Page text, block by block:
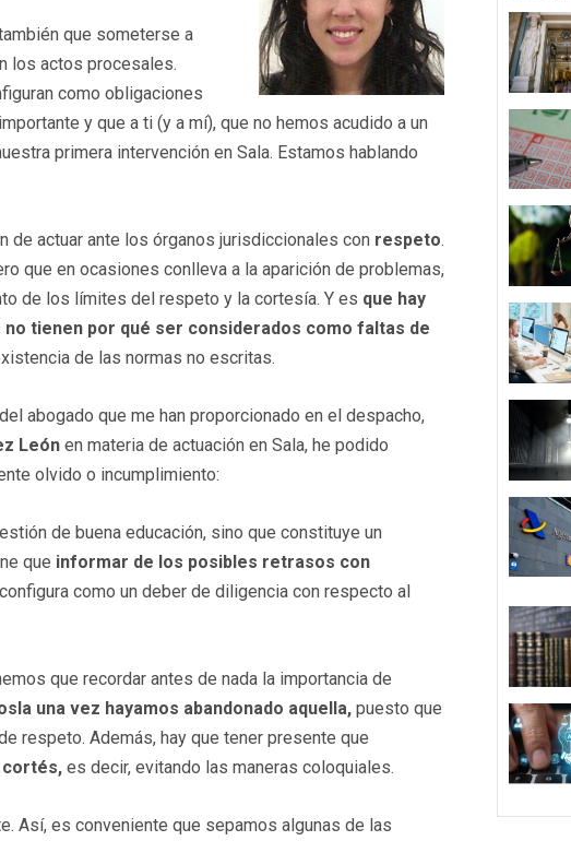
que someterse a
los actos procesales.
como obligaciones
y que a ti (y a mí), que no hemos acudido a un
primera intervención en Sala. Estamos hablando
de actuar ante los órganos jurisdiccionales con respeto.
que en ocasiones conlleva a la aparición de problemas,
de los límites del respeto y la cortesía. Y es que hay
tienen por qué ser considerados como faltas de
de las normas no escritas.
abogado que me han proporcionado en el despacho,
León en materia de actuación en Sala, he podido
olvido o incumplimiento:
de buena educación, sino que constituye un
que informar de los posibles retrasos con
como un deber de diligencia con respecto al
que recordar antes de nada la importancia de
una vez hayamos abandonado aquella, puesto que
respeto. Además, hay que tener presente que
cortés, es decir, evitando las maneras coloquiales.
Así, es conveniente que sepamos algunas de las